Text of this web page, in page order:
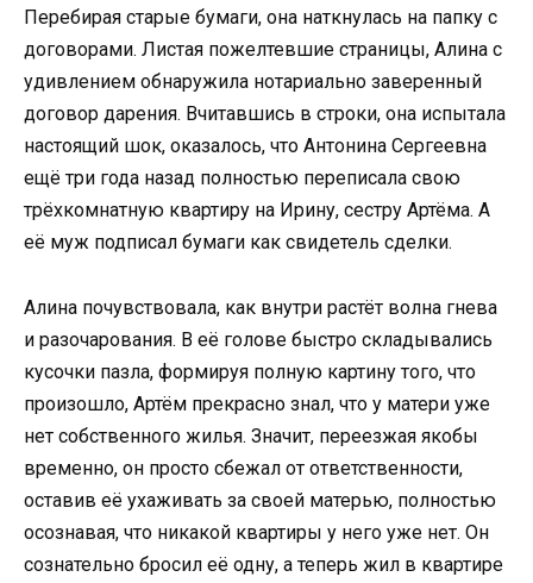
Перебирая старые бумаги, она наткнулась на папку с
договорами. Листая пожелтевшие страницы, Алина с
удивлением обнаружила нотариально заверенный
договор дарения. Вчитавшись в строки, она испытала
настоящий шок, оказалось, что Антонина Сергеевна
ещё три года назад полностью переписала свою
трёхкомнатную квартиру на Ирину, сестру Артёма. А
её муж подписал бумаги как свидетель сделки.
Алина почувствовала, как внутри растёт волна гнева
и разочарования. В её голове быстро складывались
кусочки пазла, формируя полную картину того, что
произошло, Артём прекрасно знал, что у матери уже
нет собственного жилья. Значит, переезжая якобы
временно, он просто сбежал от ответственности,
оставив её ухаживать за своей матерью, полностью
осознавая, что никакой квартиры у него уже нет. Он
сознательно бросил её одну, а теперь жил в квартире